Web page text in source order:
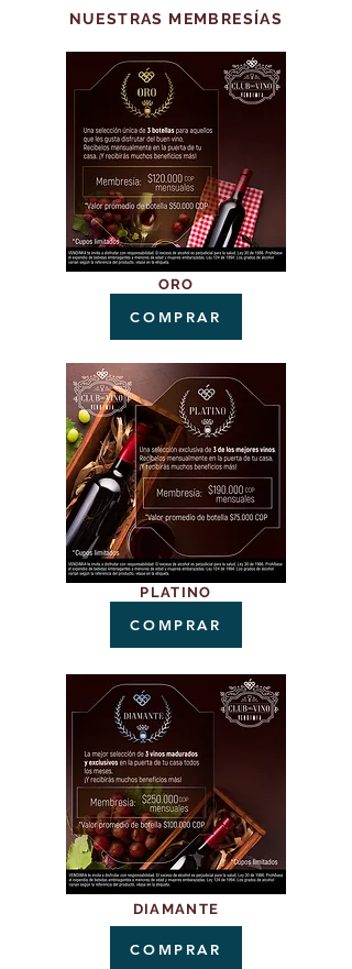
NUESTRAS MEMBRESÍAS
ORO
COMPRAR
PLATINO
COMPRAR
DIAMANTE
COMPRAR